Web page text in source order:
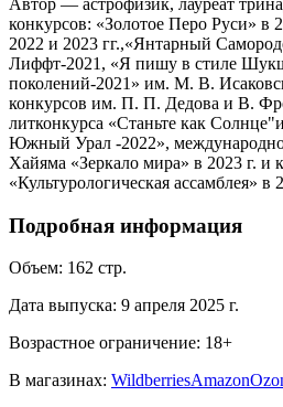
Автор — астрофизик, лауреат
конкурсов: «Золотое Перо Руси» в
2022 и 2023 гг.,«Янтарный
Лиффт-2021, «Я пишу в стиле
поколений-2021» им. М. В.
конкурсов им. П. П. Дедова и В.
литконкурса «Станьте как
Южный Урал -2022»,
Хайяма «Зеркало мира» в 2023 г. и
«Культурологическая ассамблея» в
Подробная информация
Объем: 162 стр.
Дата выпуска: 9 апреля 2025 г.
Возрастное ограничение: 18+
В магазинах: WildberriesAmazon